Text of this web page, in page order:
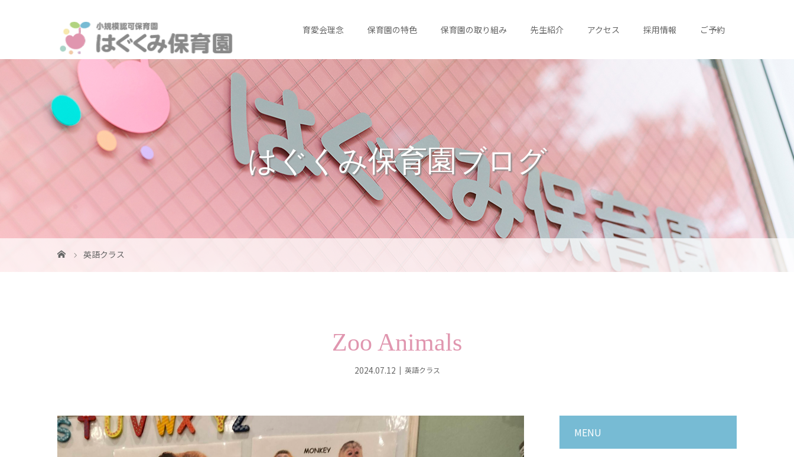
育愛会理念 保育園の特色 保育園の取り組み 先生紹介 アクセス 採用情報 ご予約
はぐくみ保育園ブログ
英語クラス
Zoo Animals
2024.07.12 英語クラス
MENU